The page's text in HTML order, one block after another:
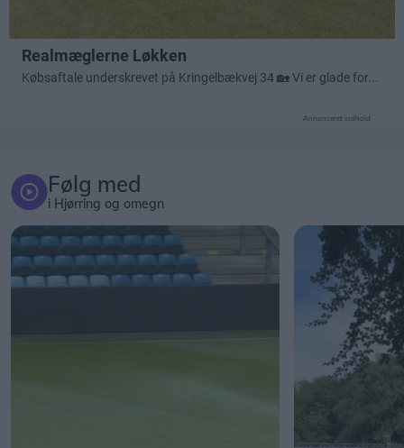
Annonceret indhold
Følg med
i Hjørring og omegn